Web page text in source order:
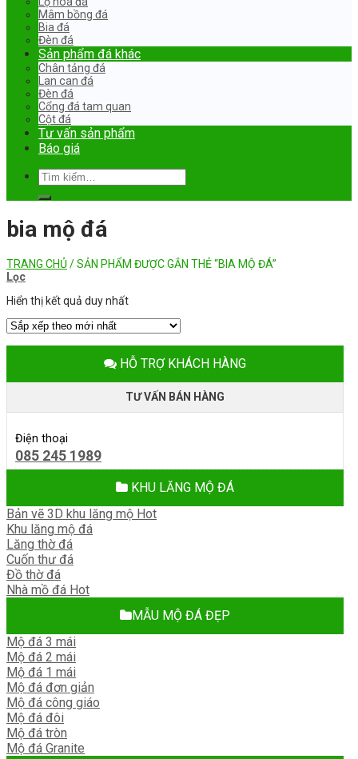
Mâm bồng đá
Bia đá
Đèn đá
Sản phẩm đá khác
Chân tảng đá
Lan can đá
Đèn đá
Cổng đá tam quan
Cột đá
Tư vấn sản phẩm
Báo giá
Tìm
kiếm:
bia mộ đá
TRANG CHỦ/SẢN PHẨM ĐƯỢC GẮN THẺ “BIA MỘ ĐÁ”
Lọc
Hiển thị kết quả duy nhất
HỖ TRỢ KHÁCH HÀNG
TƯ VẤN BÁN HÀNG
Điện thoại
085 245 1989
KHU LĂNG MỘ ĐÁ
Bản vẽ 3D khu lăng mộ
Khu lăng mộ đá
Lăng thờ đá
Cuốn thư đá
Đồ thờ đá
Nhà mồ đá
MẪU MỘ ĐÁ ĐẸP
Mộ đá 3 mái
Mộ đá 2 mái
Mộ đá 1 mái
Mộ đá đơn giản
Mộ đá công giáo
Mộ đá đôi
Mộ đá tròn
Mộ đá Granite